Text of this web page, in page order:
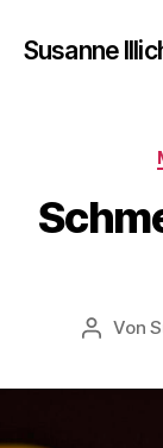
Susanne
Von